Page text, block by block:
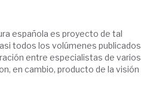
española es proyecto de tal
todos los volúmenes publicados
entre especialistas de varios
en cambio, producto de la visión